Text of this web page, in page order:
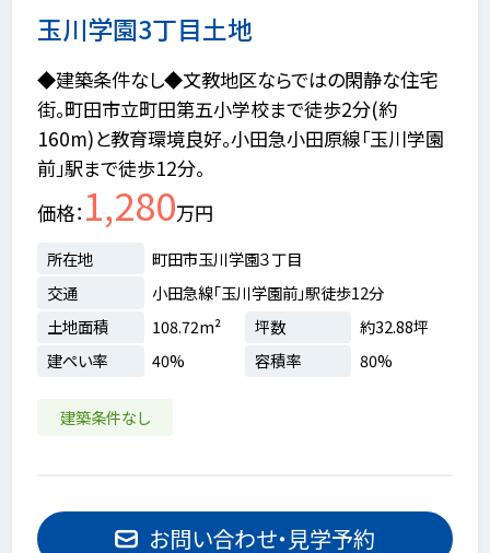
玉川学園3丁目土地
◆建築条件なし◆文教地区ならではの閑静な住宅
街。町田市立町田第五小学校まで徒歩2分(約
160m)と教育環境良好。小田急小田原線「玉川学園
前」駅まで徒歩12分。
価格 1,280万円
所在地
町田市玉川学園３丁目
交通
小田急線「玉川学園前」駅徒歩12分
土地面積
108.72m² 坪数
約32.88坪
建ぺい率
40% 容積率 80%
建築条件なし
お問い合わせ・見学予約